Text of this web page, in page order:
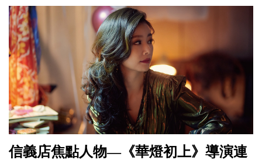
信義店焦點人物—《華燈初上》導演連